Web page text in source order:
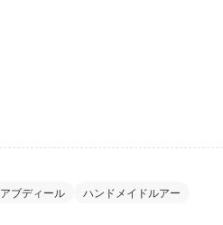
アブディール ハンドメイドルアー